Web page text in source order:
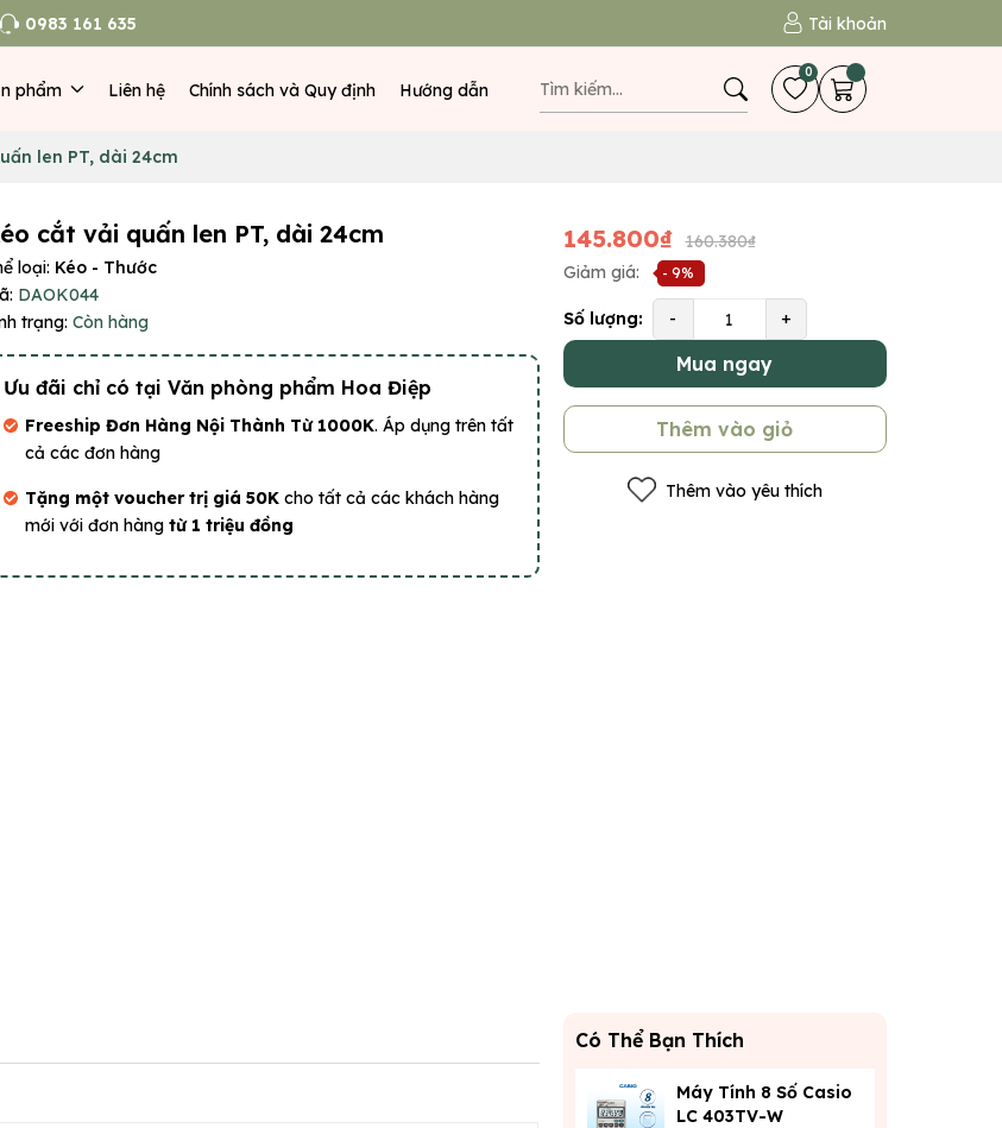
0983 161 635 Tài khoản
phẩm Liên hệ Chính sách và Quy định Hướng dẫn
0
len PT, dài 24cm
cắt vải quấn len PT, dài 24cm
loại: Kéo - Thước
DAOK044
trạng: Còn hàng
Ưu đãi chỉ có tại Văn phòng phẩm Hoa Điệp
Freeship Đơn Hàng Nội Thành Từ 1000K. Áp dụng trên tất
cả các đơn hàng
Tặng một voucher trị giá 50K cho tất cả các khách hàng
mới với đơn hàng từ 1 triệu đồng
145.800₫
160.380₫
Giảm giá:
- 9%
Số lượng: - +
Mua ngay
Thêm vào giỏ
Thêm vào yêu thích
Có Thể Bạn Thích
Máy Tính 8 Số Casio
LC 403TV-W